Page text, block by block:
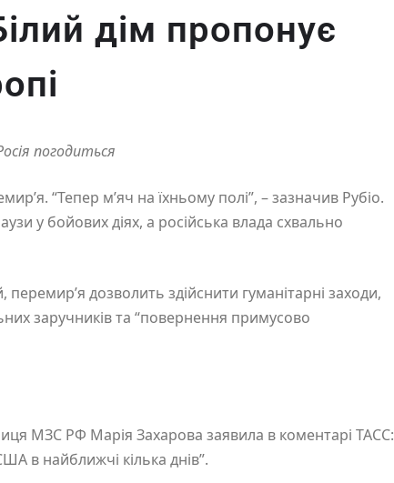
дім пропонує
погодиться
“Тепер м’яч на їхньому полі”, – зазначив Рубіо.
у бойових діях, а російська влада схвально
дозволить здійснити гуманітарні заходи,
заручників та “повернення примусово
МЗС РФ Марія Захарова заявила в коментарі ТАСС:
в найближчі кілька днів”.